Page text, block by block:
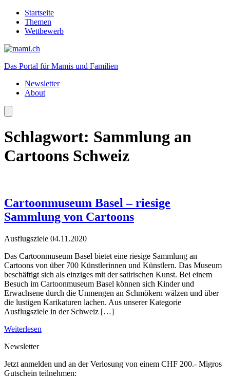
Startseite
Themen
Wettbewerb
Das Portal für Mamis und Familien
Newsletter
About
Schlagwort: Sammlung an
Cartoons Schweiz
Cartoonmuseum Basel – riesige
Sammlung von Cartoons
Ausflugsziele 04.11.2020
Das Cartoonmuseum Basel bietet eine riesige Sammlung an
Cartoons von über 700 Künstlerinnen und Künstlern. Das Museum
beschäftigt sich als einziges mit der satirischen Kunst. Bei einem
Besuch im Cartoonmuseum Basel können sich Kinder und
Erwachsene durch die Unmengen an Schmökern wälzen und über
die lustigen Karikaturen lachen. Aus unserer Kategorie
Ausflugsziele in der Schweiz […]
Weiterlesen
Newsletter
Jetzt anmelden und an der Verlosung von einem CHF 200.- Migros
Gutschein teilnehmen: